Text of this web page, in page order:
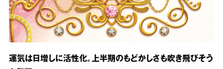
運気は日増しに活性化。上半期のもどかしさも吹き飛びそう